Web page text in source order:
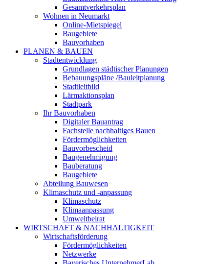
Gesamtverkehrsplan
Wohnen in Neumarkt
Online-Mietspiegel
Baugebiete
Bauvorhaben
PLANEN & BAUEN
Stadtentwicklung
Grundlagen städtischer Planungen
Bebauungspläne /Bauleitplanung
Stadtleitbild
Lärmaktionsplan
Stadtpark
Ihr Bauvorhaben
Digitaler Bauantrag
Fachstelle nachhaltiges Bauen
Fördermöglichkeiten
Bauvorbescheid
Baugenehmigung
Bauberatung
Baugebiete
Abteilung Bauwesen
Klimaschutz und -anpassung
Klimaschutz
Klimaanpassung
Umweltbeirat
WIRTSCHAFT & NACHHALTIGKEIT
Wirtschaftsförderung
Fördermöglichkeiten
Netzwerke